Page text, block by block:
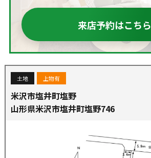
来店予約はこちら
土地 上物有
米沢市塩井町塩野
山形県米沢市塩井町塩野746